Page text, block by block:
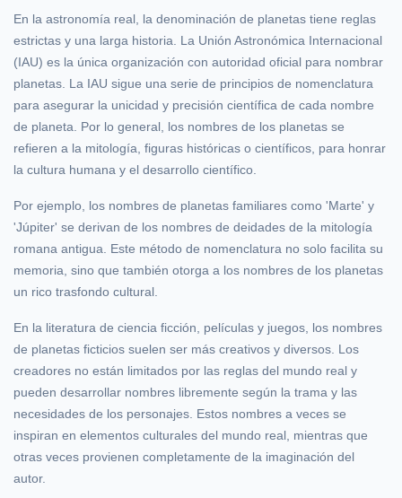
En la astronomía real, la denominación de planetas tiene reglas
estrictas y una larga historia. La Unión Astronómica Internacional
(IAU) es la única organización con autoridad oficial para nombrar
planetas. La IAU sigue una serie de principios de nomenclatura
para asegurar la unicidad y precisión científica de cada nombre
de planeta. Por lo general, los nombres de los planetas se
refieren a la mitología, figuras históricas o científicos, para honrar
la cultura humana y el desarrollo científico.
Por ejemplo, los nombres de planetas familiares como 'Marte' y
'Júpiter' se derivan de los nombres de deidades de la mitología
romana antigua. Este método de nomenclatura no solo facilita su
memoria, sino que también otorga a los nombres de los planetas
un rico trasfondo cultural.
En la literatura de ciencia ficción, películas y juegos, los nombres
de planetas ficticios suelen ser más creativos y diversos. Los
creadores no están limitados por las reglas del mundo real y
pueden desarrollar nombres libremente según la trama y las
necesidades de los personajes. Estos nombres a veces se
inspiran en elementos culturales del mundo real, mientras que
otras veces provienen completamente de la imaginación del
autor.